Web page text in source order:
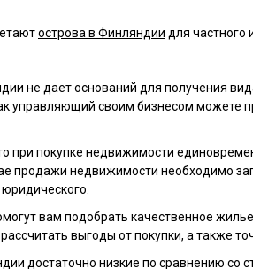
острова в Финляндии для частного
не дает оснований для получения
управляющий своим бизнесом можете
при покупке недвижимости
продажи недвижимости необходимо
вам подобрать качественное
выгоды от покупки, а также
достаточно низкие по сравнению со